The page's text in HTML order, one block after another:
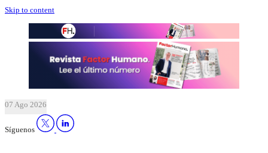
Skip to content
07 Ago 2026
Síguenos